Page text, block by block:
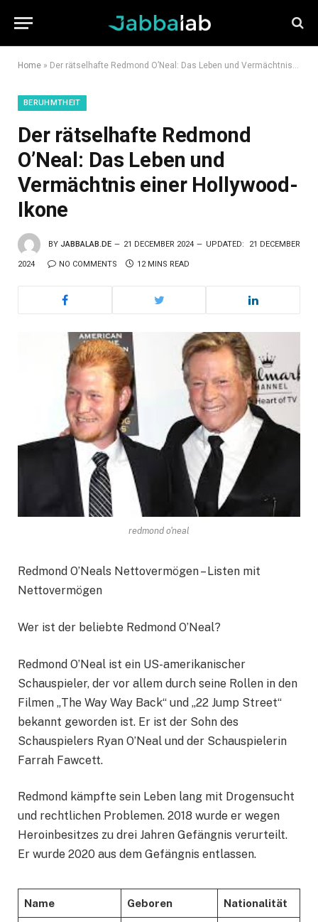
Home » Der rätselhafte Redmond O’Neal: Das Leben und Vermächtnis einer Hollywood-Ikone
BERUHMTHEIT
Der rätselhafte Redmond
O’Neal: Das Leben und
Vermächtnis einer Hollywood-
Ikone
BY JABBALAB.DE 21 DECEMBER 2024 UPDATED: 21 DECEMBER
2024 NO COMMENTS 12 MINS READ
redmond o'neal
Redmond O’Neals Nettovermögen – Listen mit
Nettovermögen
Wer ist der beliebte Redmond O’Neal?
Redmond O’Neal ist ein US-amerikanischer
Schauspieler, der vor allem durch seine Rollen in den
Filmen „The Way Way Back“ und „22 Jump Street“
bekannt geworden ist. Er ist der Sohn des
Schauspielers Ryan O’Neal und der Schauspielerin
Farrah Fawcett.
Redmond kämpfte sein Leben lang mit Drogensucht
und rechtlichen Problemen. 2018 wurde er wegen
Heroinbesitzes zu drei Jahren Gefängnis verurteilt.
Er wurde 2020 aus dem Gefängnis entlassen.
Name Geboren Nationalität